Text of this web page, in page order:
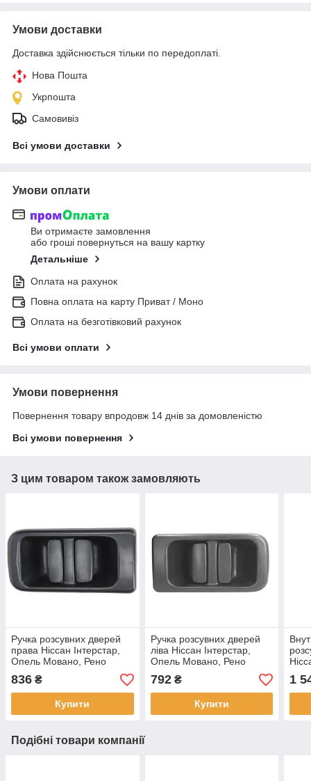
Умови доставки
Доставка здійснюється тільки по передоплаті.
Нова Пошта
Укрпошта
Самовивіз
Всі умови доставки
Умови оплати
Ви отримаєте замовлення
або гроші повернуться на вашу картку
Детальніше
Оплата на рахунок
Повна оплата на карту Приват / Моно
Оплата на безготівковий рахунок
Всі умови оплати
Умови повернення
Повернення товару впродовж 14 днів за домовленістю
Всі умови повернення
З цим товаром також замовляють
Ручка розсувних дверей
права Ніссан Інтерстар,
Опель Мовано, Рено
Майстер 2 - 1998-2010
836 ₴
Купити
Ручка розсувних дверей
ліва Ніссан Інтерстар,
Опель Мовано, Рено
Майстер 2 - 1998-2010
792₴
Купити
1
Подібні товари компанії